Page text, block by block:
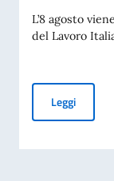
L’8 agosto
del Lavoro
Leggi